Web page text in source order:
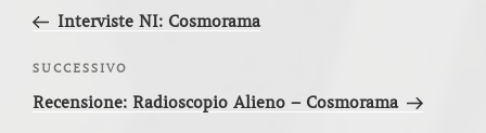
precedente:
Interviste NI: Cosmorama
Articolo
successivo
SUCCESSIVO
Recensione: Radioscopio Alieno – Cosmorama